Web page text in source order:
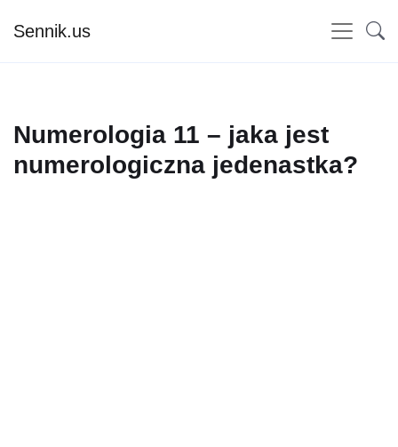
Sennik.us
Numerologia 11 – jaka jest
numerologiczna jedenastka?